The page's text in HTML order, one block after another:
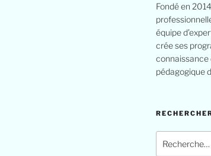
Fondé en
équipe
crée ses
connaissance
pédagogique
pour